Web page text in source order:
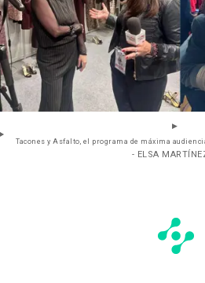
Tacones y Asfalto, el programa de máxima
- ELSA